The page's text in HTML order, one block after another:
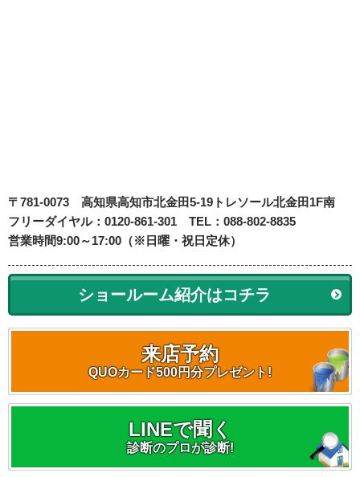
〒781-0073 高知県高知市北金田5-19 トレソール北金田1F南
フリーダイヤル：0120-861-301 TEL：088-802-8835
営業時間9:00～17:00（※日曜・祝日定休）
ショールーム紹介はコチラ
来店予約
QUOカード500円分プレゼント!
LINEで聞く
診断のプロが診断!